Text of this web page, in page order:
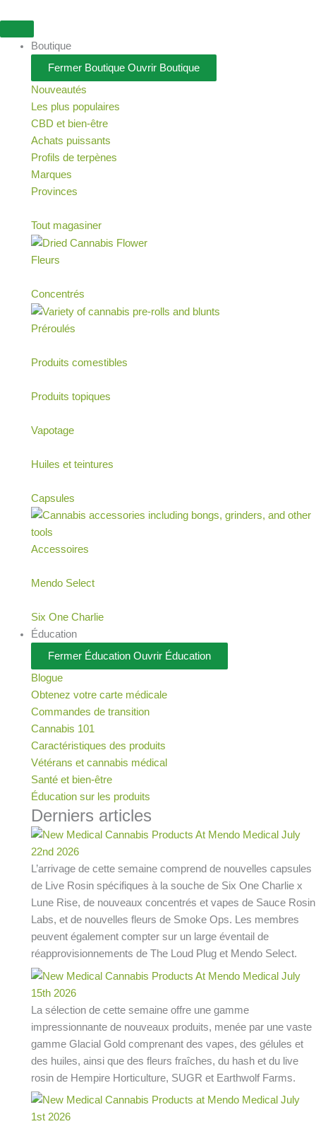
au
contenuBoutique
Fermer Boutique Ouvrir Boutique
Nouveautés
Les plus populaires
CBD et bien-être
Achats puissants
Profils de terpènes
Marques
Provinces
Tout magasiner
Fleurs
Concentrés
Préroulés
Produits comestibles
Produits topiques
Vapotage
Huiles et teintures
Capsules
Accessoires
Mendo Select
Six One Charlie
Éducation
Fermer Éducation Ouvrir Éducation
Blogue
Obtenez votre carte médicale
Commandes de transition
Cannabis 101
Caractéristiques des produits
Vétérans et cannabis médical
Santé et bien-être
Éducation sur les produits
Derniers articles
L’arrivage de cette semaine comprend de nouvelles capsules
de Live Rosin spécifiques à la souche de Six One Charlie x
Lune Rise, de nouveaux concentrés et vapes de Sauce Rosin
Labs, et de nouvelles fleurs de Smoke Ops. Les membres
peuvent également compter sur un large éventail de
réapprovisionnements de The Loud Plug et Mendo Select.
La sélection de cette semaine offre une gamme
impressionnante de nouveaux produits, menée par une vaste
gamme Glacial Gold comprenant des vapes, des gélules et
des huiles, ainsi que des fleurs fraîches, du hash et du live
rosin de Hempire Horticulture, SUGR et Earthwolf Farms.